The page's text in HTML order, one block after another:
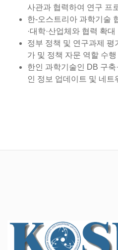
사관과 협력하여 연구 프
한-오스트리아 과학기술
·대학·산업체와 협력 확대
정부 정책 및 연구과제 평
가 및 정책 자문 역할 수행
한인 과학기술인 DB 구
인 정보 업데이트 및 네트